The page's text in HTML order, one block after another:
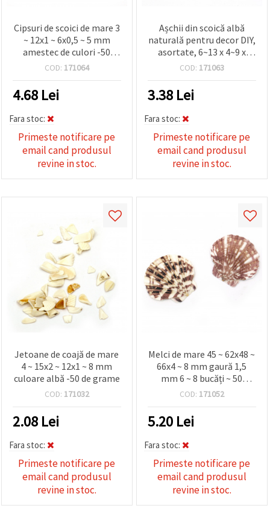
Cipsuri de scoici de mare 3
~ 12x1 ~ 6x0,5 ~ 5 mm
amestec de culori -50
grame
COD: 171064
4.68 Lei
Fara stoc:
Primeste notificare pe
email cand produsul
revine in stoc.
Așchii din scoică albă
naturală pentru decor DIY,
asortate, 6~13 x 4~9 x
0,1~6 mm, 50 g
COD: 171063
3.38 Lei
Fara stoc:
Primeste notificare pe
email cand produsul
revine in stoc.
Jetoane de coajă de mare
4 ~ 15x2 ~ 12x1 ~ 8 mm
culoare albă -50 de grame
COD: 171032
2.08 Lei
Fara stoc:
Primeste notificare pe
email cand produsul
revine in stoc.
Melci de mare 45 ~ 62x48 ~
66x4 ~ 8 mm gaură 1,5
mm 6 ~ 8 bucăți ~ 50
grame
COD: 171052
5.20 Lei
Fara stoc:
Primeste notificare pe
email cand produsul
revine in stoc.